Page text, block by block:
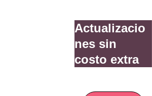
Actualizacio
nes sin
costo extra